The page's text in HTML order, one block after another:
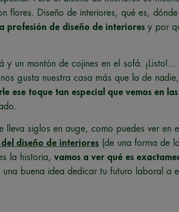
flores. Diseño de interiores, qué es,
profesión de diseño de interiores y por
un montón de cojines en el sofá. ¡Listo!…
gusta nuestra casa más que la de
ese toque tan especial que vemos en
lleva siglos en auge, como puedes ver en
diseño de interiores (de una forma de
la historia, vamos a ver qué es
buena idea dedicar tu futuro laboral a